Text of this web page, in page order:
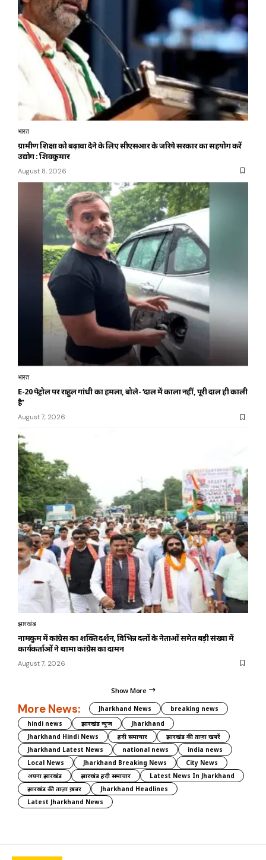
भारत
ग्रामीण शिक्षा को बढ़ावा देने के लिए सीएसआर के जरिये सरकार का सहयोग करें
उद्योग : शिवकुमार
August 8, 2026
भारत
E-20 पेट्रोल पर राहुल गांधी का हमला, बोले- ‘दाल में काला नहीं, पूरी दाल ही काली
है’
August 7, 2026
झारखंड
नामकुम में कांग्रेस का शक्ति प्रदर्शन, विभिन्न दलों के नेताओं समेत बड़ी संख्या में
कार्यकर्ताओं ने थामा कांग्रेस का दामन
August 7, 2026
Show More
More News: Jharkhand News
breaking news
hindi news
झारखंड न्यूज़
Jharkhand
Jharkhand Hindi News
हिंदी समाचार
झारखंड की ताज़ा खबरें
Jharkhand Latest News
national news
india news
Local News
Jharkhand Breaking News
City News
अपना झारखंड
झारखंड हिंदी समाचार
Latest News In Jharkhand
झारखंड की ताज़ा ख़बर
Jharkhand Headlines
Latest Jharkhand News